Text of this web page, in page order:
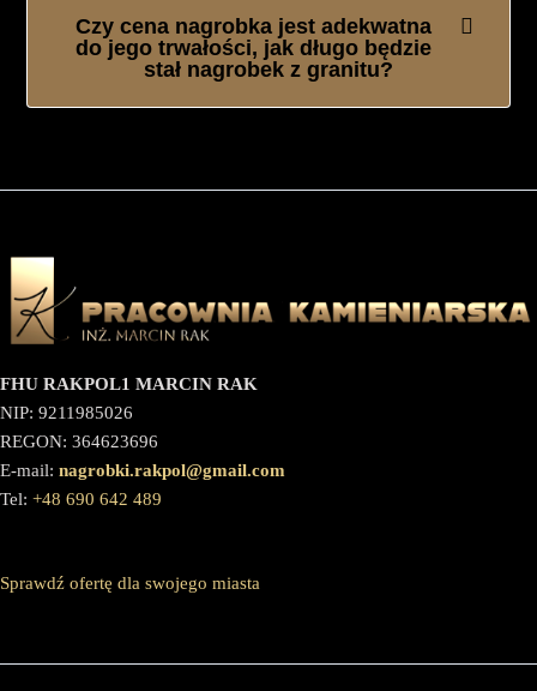
Czy cena nagrobka jest adekwatna
do jego trwałości, jak długo będzie
stał nagrobek z granitu?
FHU RAKPOL1 MARCIN RAK
NIP: 9211985026
REGON: 364623696
E-mail: nagrobki.rakpol@gmail.com
Tel: +48 690 642 489
Sprawdź ofertę dla swojego miasta